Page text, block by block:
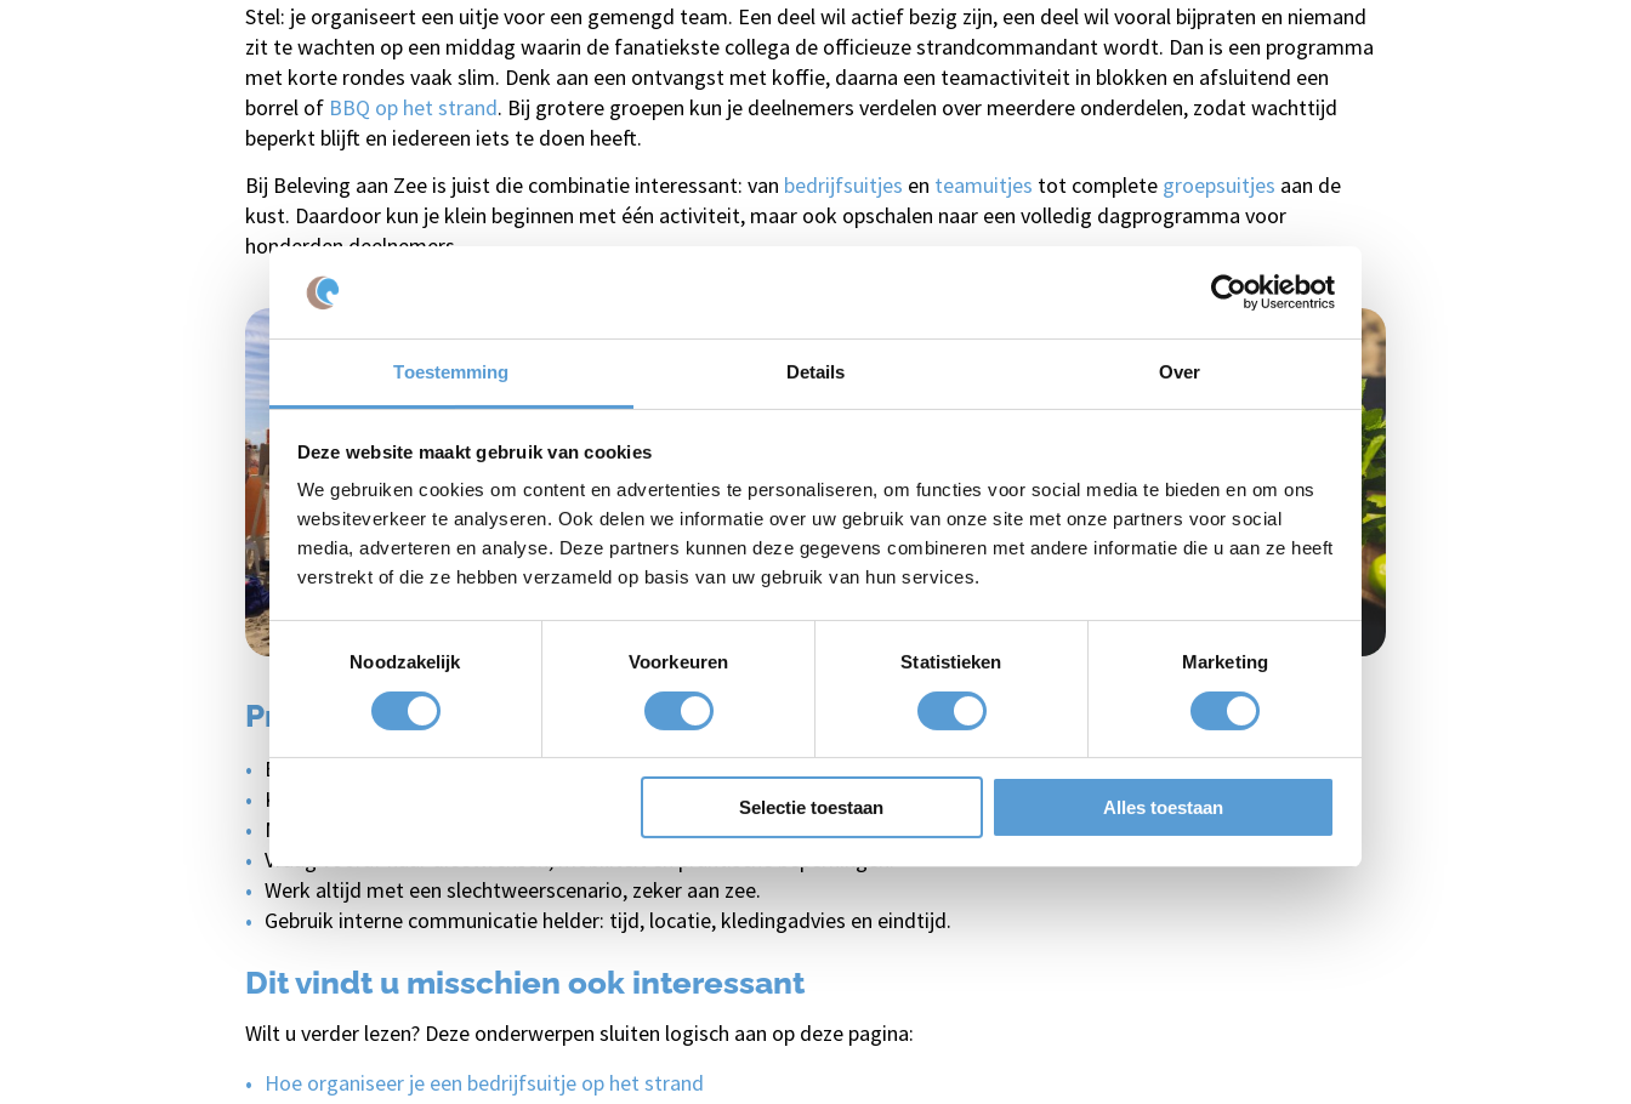
Toestemming Details Over
Deze website maakt gebruik van cookies
We gebruiken cookies om content en advertenties te personaliseren, om functies voor social media te bieden en om ons
websiteverkeer te analyseren. Ook delen we informatie over uw gebruik van onze site met onze partners voor social
media, adverteren en analyse. Deze partners kunnen deze gegevens combineren met andere informatie die u aan ze heeft
verstrekt of die ze hebben verzameld op basis van uw gebruik van hun services.
Toestemmingsselectie
Noodzakelijk
Voorkeuren Statistieken Marketing
Selectie toestaan Alles toestaan
Stel: je organiseert een uitje voor een gemengd team. Een deel wil actief bezig zijn, een deel wil vooral bijpraten en niemand
zit te wachten op een middag waarin de fanatiekste collega de officieuze strandcommandant wordt. Dan is een programma
met korte rondes vaak slim. Denk aan een ontvangst met koffie, daarna een teamactiviteit in blokken en afsluitend een
borrel of BBQ op het strand. Bij grotere groepen kun je deelnemers verdelen over meerdere onderdelen, zodat wachttijd
beperkt blijft en iedereen iets te doen heeft.
Bij Beleving aan Zee is juist die combinatie interessant: van bedrijfsuitjes en teamuitjes tot complete groepsuitjes aan de
kust. Daardoor kun je klein beginnen met één activiteit, maar ook opschalen naar een volledig dagprogramma voor
honderden deelnemers.
Praktische tips voor dit bedrijfsuitje
Bepaal eerst het doel: ontspannen, samenwerken, vieren of kennismaken.
Kies een activiteit die ook geschikt is voor collega’s die minder sportief zijn.
Maak het programma ruim genoeg; niemand wordt blij van sprinten tussen ontvangst, spel en diner.
Vraag vooraf naar dieetwensen, mobiliteit en praktische beperkingen.
Werk altijd met een slechtweerscenario, zeker aan zee.
Gebruik interne communicatie helder: tijd, locatie, kledingadvies en eindtijd.
Dit vindt u misschien ook interessant
Wilt u verder lezen? Deze onderwerpen sluiten logisch aan op deze pagina:
Hoe organiseer je een bedrijfsuitje op het strand